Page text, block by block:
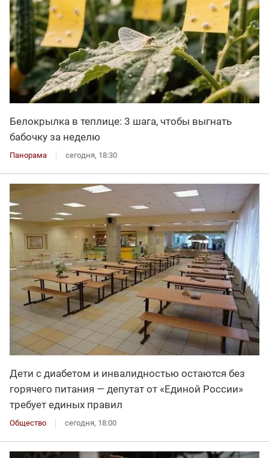
Белокрылка в теплице: 3 шага, чтобы выгнать
бабочку за неделю
Панорама сегодня, 18:30
Дети с диабетом и инвалидностью остаются без
горячего питания — депутат от «Единой России»
требует единых правил
Общество сегодня, 18:00